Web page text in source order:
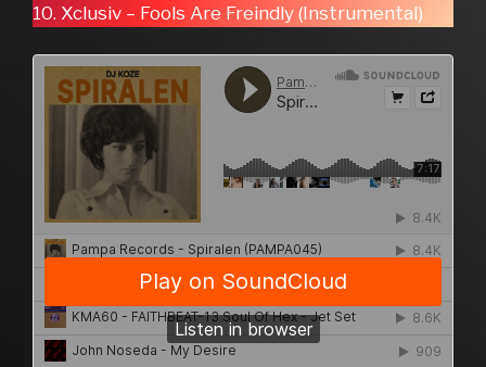
10. Xclusiv – Fools Are Freindly (Instrumental)